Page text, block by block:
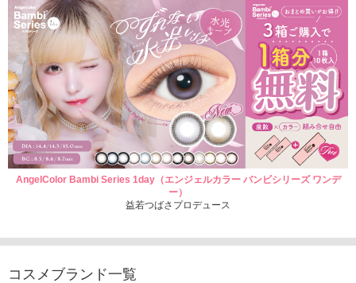
AngelColor Bambi Series 1day（エンジェルカラー バンビシリーズ ワンデ
ー）
益若つばさプロデュース
コスメブランド一覧